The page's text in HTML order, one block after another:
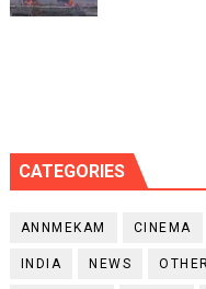
CATEGORIES
ANNMEKAM CINEMA
INDIA NEWS